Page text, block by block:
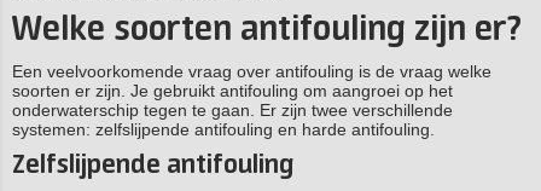
Welke soorten antifouling zijn er?
Een veelvoorkomende vraag over antifouling is de vraag welke
soorten er zijn. Je gebruikt antifouling om aangroei op het
onderwaterschip tegen te gaan. Er zijn twee verschillende
systemen: zelfslijpende antifouling en harde antifouling.
Zelfslijpende antifouling